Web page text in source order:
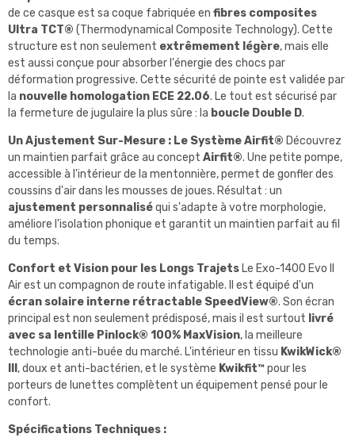
de ce casque est sa coque fabriquée en fibres composites
Ultra TCT® (Thermodynamical Composite Technology). Cette
structure est non seulement extrêmement légère, mais elle
est aussi conçue pour absorber l'énergie des chocs par
déformation progressive. Cette sécurité de pointe est validée par
la nouvelle homologation ECE 22.06. Le tout est sécurisé par
la fermeture de jugulaire la plus sûre : la boucle Double D.
Un Ajustement Sur-Mesure : Le Système Airfit® Découvrez
un maintien parfait grâce au concept Airfit®. Une petite pompe,
accessible à l'intérieur de la mentonnière, permet de gonfler des
coussins d'air dans les mousses de joues. Résultat : un
ajustement personnaliséqui s'adapte à votre morphologie,
améliore l'isolation phonique et garantit un maintien parfait au fil
du temps.
Confort et Vision pour les Longs Trajets Le Exo-1400 Evo II
Air est un compagnon de route infatigable. Il est équipé d'un
écran solaire interne rétractable SpeedView®. Son écran
principal est non seulement prédisposé, mais il est surtout livré
avec sa lentille Pinlock® 100% MaxVision, la meilleure
technologie anti-buée du marché. L'intérieur en tissu KwikWick®
, doux et anti-bactérien, et le système Kwikfit™pour les
porteurs de lunettes complètent un équipement pensé pour le
confort.
Spécifications Techniques :